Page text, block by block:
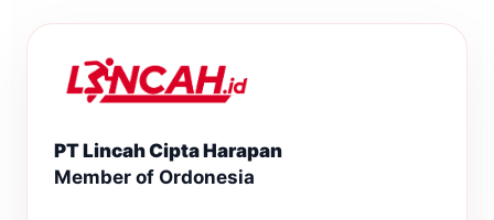
PT Lincah Cipta Harapan
Member of Ordonesia